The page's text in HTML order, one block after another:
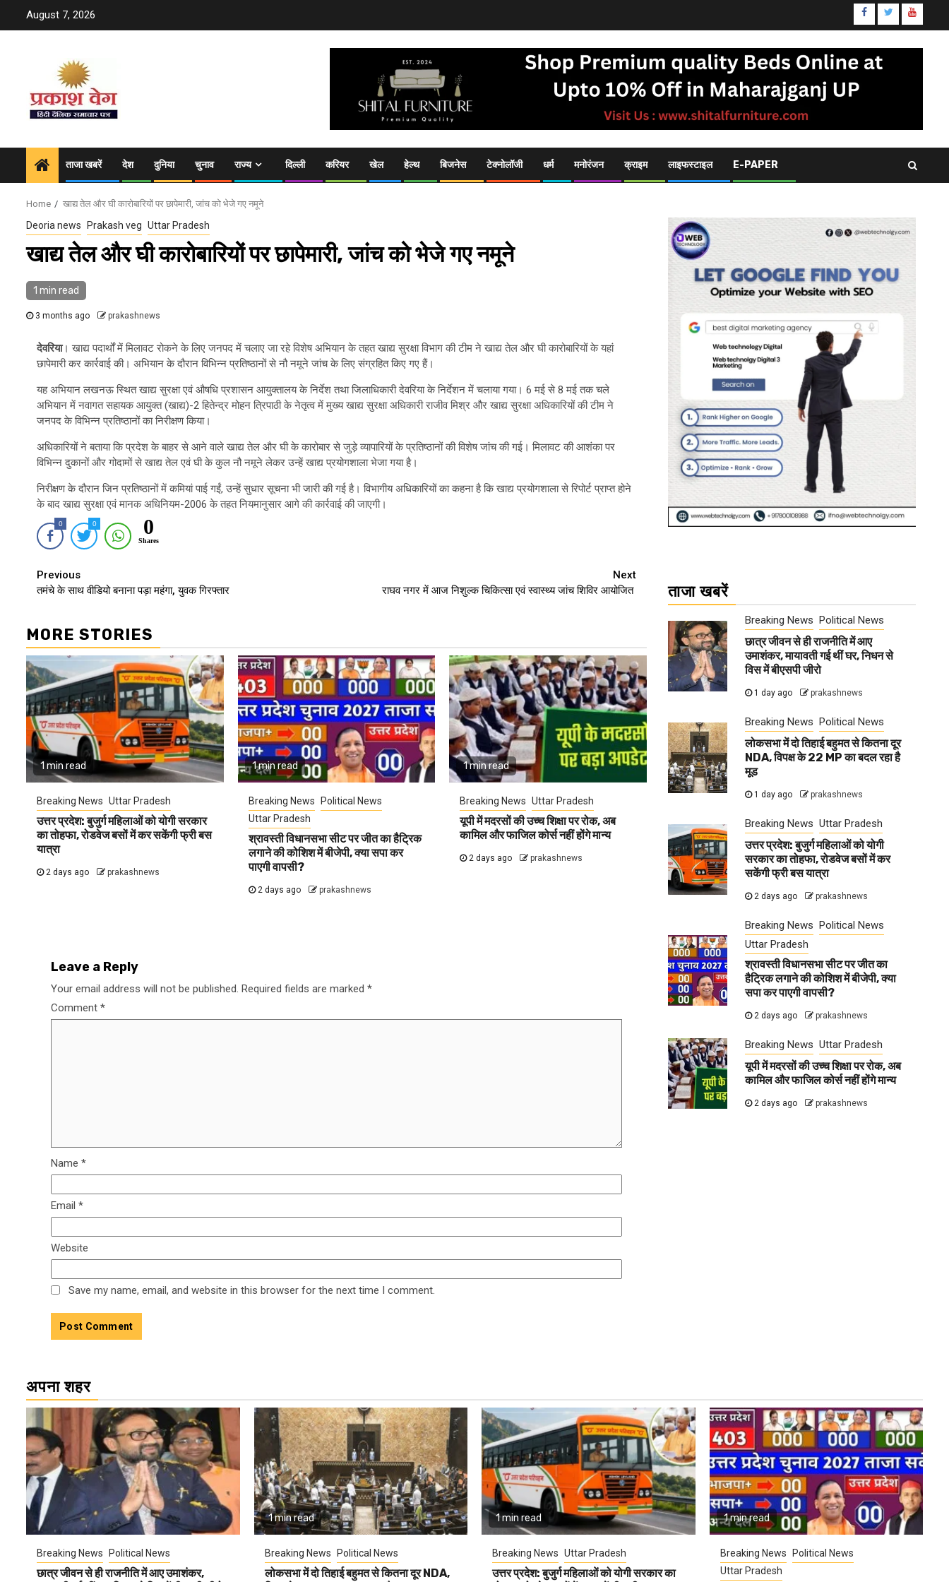
August 7, 2026 twitter.com
ताजा खबरें देश दुनिया चुनाव राज्य दिल्ली करियर खेल हेल्थ बिजनेस टेक्नोलॉजी धर्म मनोरंजन क्राइम लाइफस्टाइल E-PAPER
Home खाद्य तेल और घी कारोबारियों पर छापेमारी, जांच को भेजे गए नमूने
Deoria news Prakash veg Uttar Pradesh
खाद्य तेल और घी कारोबारियों पर छापेमारी, जांच को भेजे गए नमूने
1 min read
3 months ago prakashnews
देवरिया। खाद्य पदार्थों में मिलावट रोकने के लिए जनपद में चलाए जा रहे विशेष अभियान के तहत खाद्य सुरक्षा विभाग की टीम ने खाद्य तेल और घी कारोबारियों के यहां
छापेमारी कर कार्रवाई की। अभियान के दौरान विभिन्न प्रतिष्ठानों से नौ नमूने जांच के लिए संग्रहित किए गए हैं।
यह अभियान लखनऊ स्थित खाद्य सुरक्षा एवं औषधि प्रशासन आयुक्तालय के निर्देश तथा जिलाधिकारी देवरिया के निर्देशन में चलाया गया। 6 मई से 8 मई तक चले
अभियान में नवागत सहायक आयुक्त (खाद्य)-2 हितेन्द्र मोहन त्रिपाठी के नेतृत्व में मुख्य खाद्य सुरक्षा अधिकारी राजीव मिश्र और खाद्य सुरक्षा अधिकारियों की टीम ने
जनपद के विभिन्न प्रतिष्ठानों का निरीक्षण किया।
अधिकारियों ने बताया कि प्रदेश के बाहर से आने वाले खाद्य तेल और घी के कारोबार से जुड़े व्यापारियों के प्रतिष्ठानों की विशेष जांच की गई। मिलावट की आशंका पर
विभिन्न दुकानों और गोदामों से खाद्य तेल एवं घी के कुल नौ नमूने लेकर उन्हें खाद्य प्रयोगशाला भेजा गया है।
निरीक्षण के दौरान जिन प्रतिष्ठानों में कमियां पाई गईं, उन्हें सुधार सूचना भी जारी की गई है। विभागीय अधिकारियों का कहना है कि खाद्य प्रयोगशाला से रिपोर्ट प्राप्त होने
के बाद खाद्य सुरक्षा एवं मानक अधिनियम-2006 के तहत नियमानुसार आगे की कार्रवाई की जाएगी।
0 0 0
Shares
Continue
Reading
Previous
तमंचे के साथ वीडियो बनाना पड़ा महंगा, युवक गिरफ्तार
Next
राघव नगर में आज निशुल्क चिकित्सा एवं स्वास्थ्य जांच शिविर आयोजित
MORE STORIES
1 min read
Breaking News Uttar Pradesh
उत्तर प्रदेश: बुजुर्ग महिलाओं को योगी सरकार
का तोहफा, रोडवेज बसों में कर सकेंगी फ्री बस
यात्रा
2 days ago prakashnews
1 min read
Breaking News
Political News
Uttar Pradesh
श्रावस्ती विधानसभा सीट पर जीत का हैट्रिक
लगाने की कोशिश में बीजेपी, क्या सपा कर
पाएगी वापसी?
2 days ago prakashnews
1 min read
Breaking News Uttar Pradesh
यूपी में मदरसों की उच्च शिक्षा पर रोक, अब
कामिल और फाजिल कोर्स नहीं होंगे मान्य
2 days ago prakashnews
Leave a Reply
Your email address will not be published. Required fields are marked *
Comment *
Name *
Email *
Website
Save my name, email, and website in this browser for the next time I comment.
ताजा खबरें
Breaking News Political News
छात्र जीवन से ही राजनीति में आए
उमाशंकर, मायावती गई थीं घर, निधन से
विस में बीएसपी जीरो
1 day ago prakashnews
Breaking News Political News
लोकसभा में दो तिहाई बहुमत से कितना दूर
NDA, विपक्ष के 22 MP का बदल रहा है
मूड
1 day ago prakashnews
Breaking News Uttar Pradesh
उत्तर प्रदेश: बुजुर्ग महिलाओं को योगी
सरकार का तोहफा, रोडवेज बसों में कर
सकेंगी फ्री बस यात्रा
2 days ago prakashnews
Breaking News
Political News
Uttar Pradesh
श्रावस्ती विधानसभा सीट पर जीत का
हैट्रिक लगाने की कोशिश में बीजेपी, क्या
सपा कर पाएगी वापसी?
2 days ago prakashnews
Breaking News Uttar Pradesh
यूपी में मदरसों की उच्च शिक्षा पर रोक, अब
कामिल और फाजिल कोर्स नहीं होंगे मान्य
2 days ago prakashnews
अपना शहर
Breaking News Political News
छात्र जीवन से ही राजनीति में आए उमाशंकर,
1 min read
Breaking News Political News
लोकसभा में दो तिहाई बहुमत से कितना दूर NDA,
1 min read
Breaking News Uttar Pradesh
उत्तर प्रदेश: बुजुर्ग महिलाओं को योगी सरकार का
1 min read
Breaking News
Political News
Uttar Pradesh